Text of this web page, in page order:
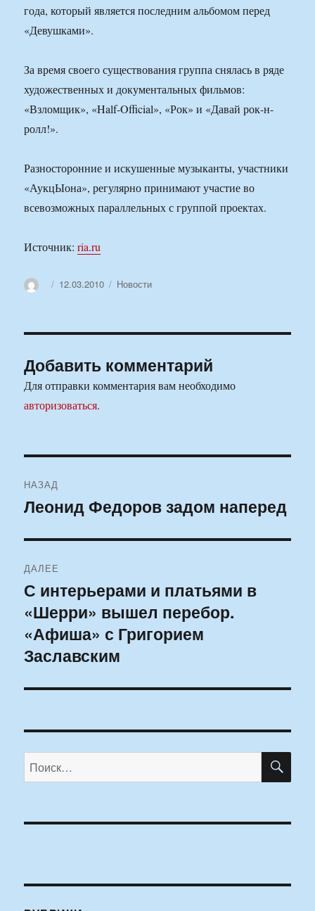
года, который является последним альбомом перед
«Девушками».
За время своего существования группа снялась в ряде
художественных и документальных фильмов:
«Взломщик», «Half-Official», «Рок» и «Давай рок-н-
ролл!».
Разносторонние и искушенные музыканты, участники
«АукцЫона», регулярно принимают участие во
всевозможных параллельных с группой проектах.
Источник:ria.ru
АвторОпубликовано
12.03.2010 Рубрики
Новости
Добавить комментарий
Для отправки комментария вам необходимо
авторизоваться.
по
НАЗАД
Предыдущая
Леонид Федоров задом наперед
ДАЛЕЕ
Следующая
запись:
С интерьерами и платьями в
«Шерри» вышел перебор.
«Афиша» с Григорием
Заславским
Искать: